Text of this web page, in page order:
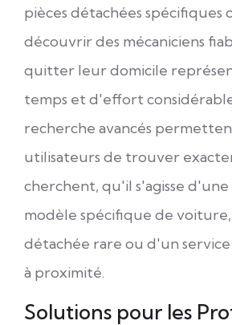
pièces détachées spécifiques
découvrir des mécaniciens
quitter leur domicile
temps et d'effort
recherche avancés
utilisateurs de trouver
cherchent, qu'il s'agisse
modèle spécifique de
détachée rare ou d'un
à proximité.
Solutions pour les